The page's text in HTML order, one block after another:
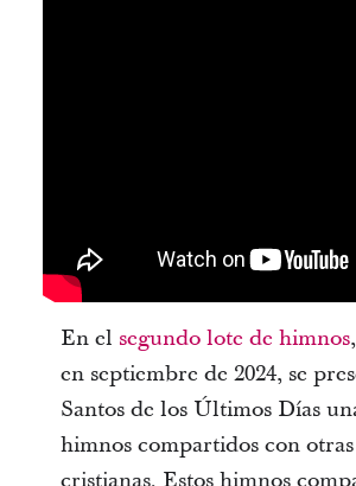
En el segundo lote de himnos
en septiembre de 2024, se
Santos de los Últimos Días
himnos compartidos con